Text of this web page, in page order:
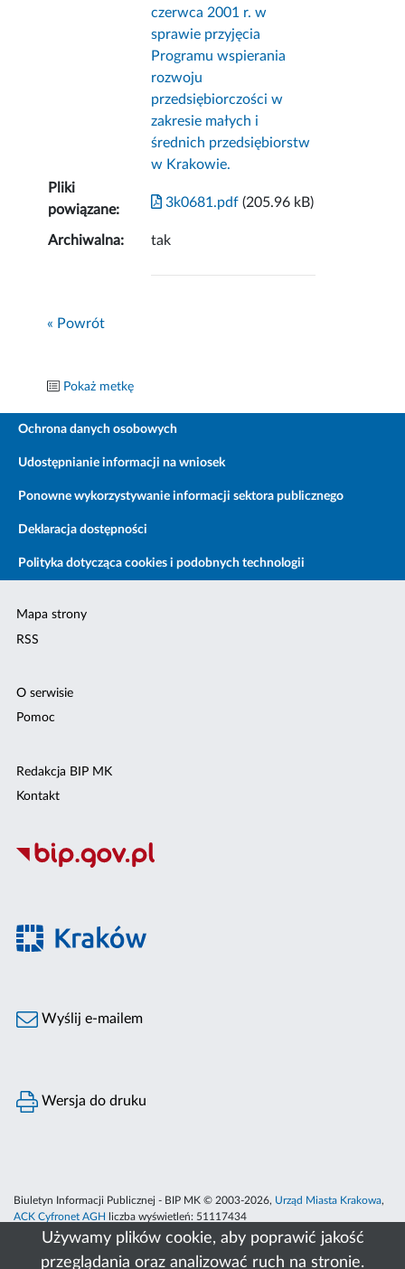
Używamy plików cookie, aby poprawić jakość
przeglądania oraz analizować ruch na stronie.
czerwca 2001 r. w
sprawie przyjęcia
Programu wspierania
rozwoju
przedsiębiorczości w
zakresie małych i
średnich przedsiębiorstw
w Krakowie.
Pliki
powiązane:
3k0681.pdf (205.96 kB)
Archiwalna: tak
« Powrót
Pokaż metkę
Ochrona danych osobowych
Udostępnianie informacji na wniosek
Ponowne wykorzystywanie informacji sektora publicznego
Deklaracja dostępności
Polityka dotycząca cookies i podobnych technologii
Mapa strony
RSS
O serwisie
Pomoc
Redakcja BIP MK
Kontakt
Wyślij e-mailem
Wersja do druku
Biuletyn Informacji Publicznej - BIP MK © 2003-2026, Urząd Miasta Krakowa,
ACK Cyfronet AGH
liczba wyświetleń: 51117434